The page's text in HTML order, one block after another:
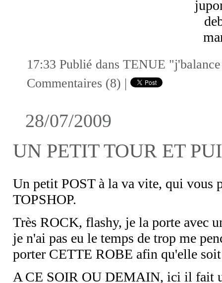
17:33 Publié dans TENUE
Commentaires (8) |
28/07/2009
UN PETIT TOUR ET
Un petit POST à la va vite, qui vous
TOPSHOP.
Très ROCK, flashy, je la porte avec
je n'ai pas eu le temps de trop me
porter CETTE ROBE afin qu'elle
A CE SOIR OU DEMAIN, ici il fait